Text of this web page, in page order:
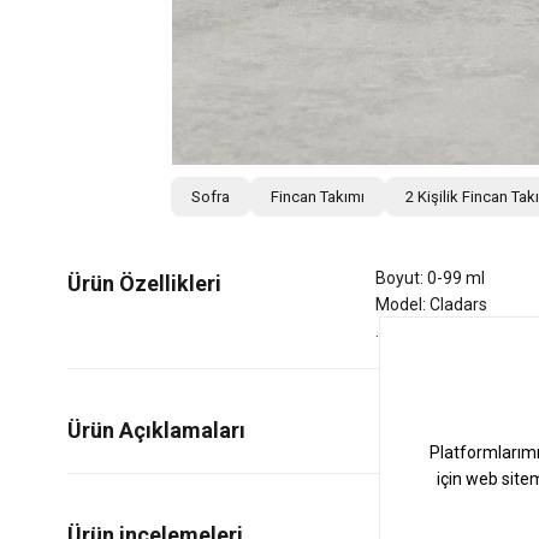
Sofra Fincan Takımı 2 Kişilik Fincan
Ürün Özellikleri
Boyut: 0-99 ml
Model: Cladars
Ürün Açıklamaları